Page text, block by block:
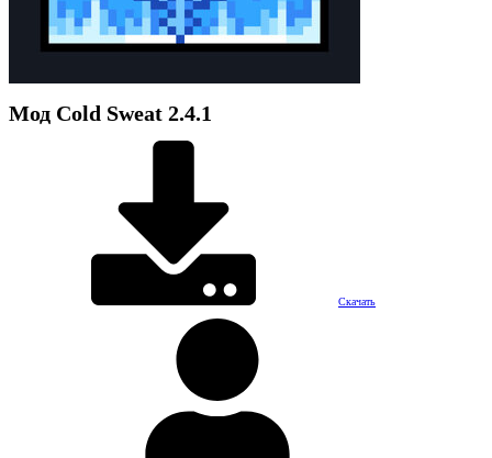
Мод Cold Sweat 2.4.1
Скачать